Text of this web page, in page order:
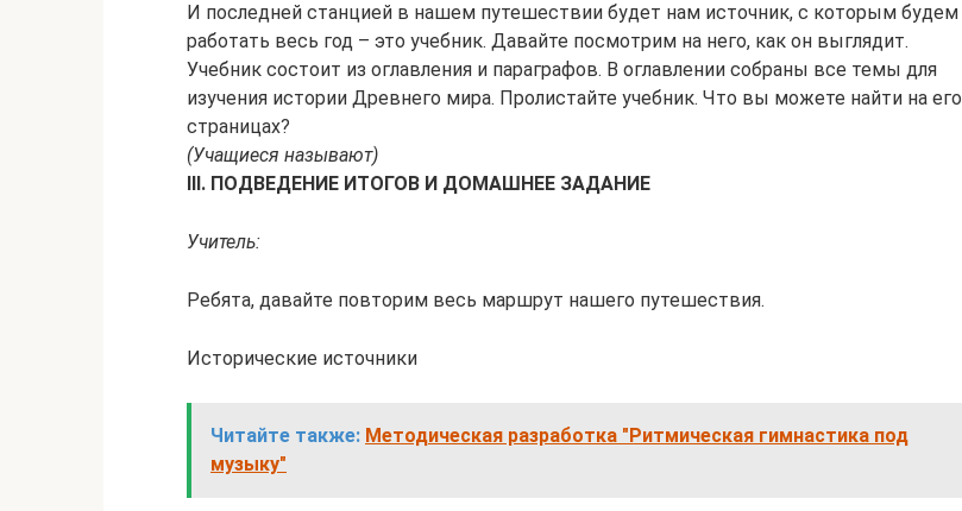
И последней станцией в нашем путешествии будет нам источник, с которым будем
работать весь год – это учебник. Давайте посмотрим на него, как он выглядит.
Учебник состоит из оглавления и параграфов. В оглавлении собраны все темы для
изучения истории Древнего мира. Пролистайте учебник. Что вы можете найти на его
страницах?
(Учащиеся называют)
III. ПОДВЕДЕНИЕ ИТОГОВ И ДОМАШНЕЕ ЗАДАНИЕ
Учитель:
Ребята, давайте повторим весь маршрут нашего путешествия.
Исторические источники
Читайте также: Методическая разработка "Ритмическая гимнастика под
музыку"